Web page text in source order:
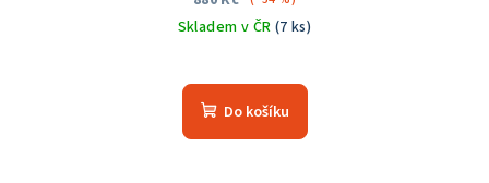
Skladem v ČR (7 ks)
Do košíku